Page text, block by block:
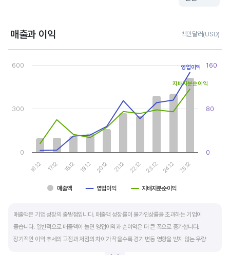
매출과 이익 백만달러(USD)
Chart
View as data table, Chart
The chart has 2 Y axes displaying values, and values.
매출액 영업이익 지배지분순이익
16.12 17.12 18.12 19.12 20.12 21.12 22.12 23.12 24.12 25.12
0
300
600
0
80
160
영업이익
지배지분순이익
매출액은 기업 성장의 출발점입니다. 매출액 성장률이 물가인상률을 초과하는 기업이
좋습니다. 일반적으로 매출액이 늘면 영업이익과 순이익은 더 큰 폭으로 증가합니다.
장기적인 이익 추세의 고점과 저점의 차이가 작을수록 경기 변동 영향을 받지 않는 우량